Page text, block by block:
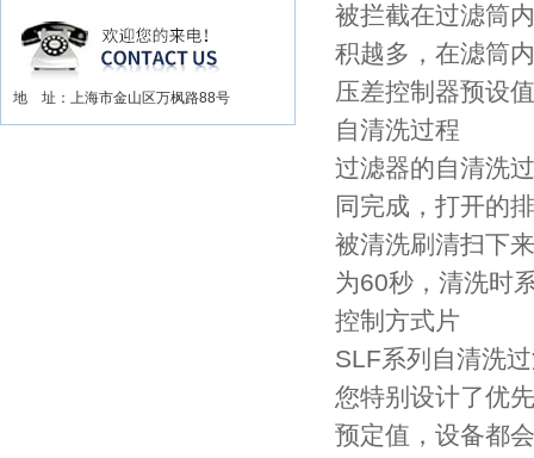
杂质和颗粒物
地 址：上海市金山区万枫路88号
被拦截在过滤筒内
积越多，在滤筒
压差控制器预设值时
自清洗过程
过滤器的自清洗
同完成，打开
被清洗刷清扫下
为60秒，清洗时
控制方式片
SLF系列自清洗过
您特别设计了优先
预定值，设备都